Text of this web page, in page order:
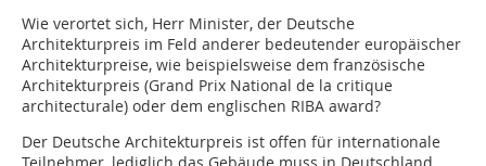
Wie verortet sich, Herr Minister, der Deutsche
Architekturpreis im Feld anderer bedeutender europäischer
Architekturpreise, wie beispielsweise dem französische
Architekturpreis (Grand Prix National de la critique
architecturale) oder dem englischen RIBA award?
Der Deutsche Architekturpreis ist offen für internationale